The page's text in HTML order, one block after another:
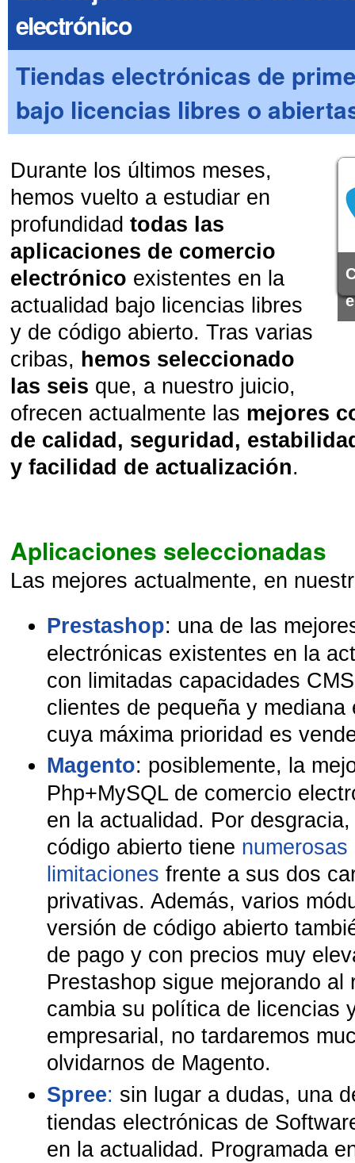
electrónico
Tiendas electrónicas de
bajo licencias libres o
Durante los últimos meses,
hemos vuelto a estudiar en
profundidadtodas las
aplicaciones de comercio
electrónico existentes en la
actualidad bajo licencias libres
y de código abierto. Tras varias
cribas, hemos seleccionado
las seis que, a nuestro juicio,
ofrecen actualmente las mejores
de calidad, seguridad,
y facilidad de actualización.
Aplicaciones seleccionadas
Las mejores actualmente, en
Prestashop: una de las
electrónicas existentes en la
con limitadas capacidades
clientes de pequeña y mediana
cuya máxima prioridad es
Magento: posiblemente, la
Php+MySQL de comercio
en la actualidad. Por
código abierto tiene
limitaciones frente a sus dos
privativas. Además, varios
versión de código abierto
de pago y con precios muy
Prestashop sigue mejorando al
cambia su política de licencias
empresarial, no tardaremos
olvidarnos de Magento.
Spree: sin lugar a dudas, una
tiendas electrónicas de
en la actualidad. Programada